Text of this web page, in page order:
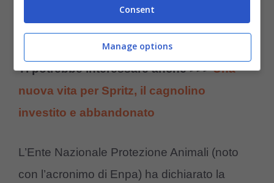
scelto di liberarsi almeno di un
Ti potrebbe interessare anche >>>Una
nuova vita per Spritz, il cagnolino
investito e abbandonato
L’Ente Nazionale Protezione Animali (noto
con l’acronimo di Enpa) ha dichiarato la
Consent
Manage options